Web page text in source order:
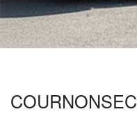
COURNONSEC